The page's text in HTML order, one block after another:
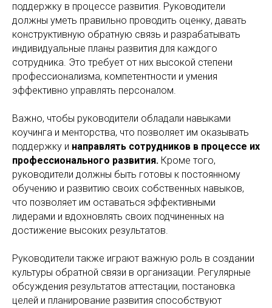
поддержку в процессе развития. Руководители
должны уметь правильно проводить оценку, давать
конструктивную обратную связь и разрабатывать
индивидуальные планы развития для каждого
сотрудника. Это требует от них высокой степени
профессионализма, компетентности и умения
эффективно управлять персоналом.
Важно, чтобы руководители обладали навыками
коучинга и менторства, что позволяет им оказывать
поддержку и направлять сотрудников в процессе их
профессионального развития. Кроме того,
руководители должны быть готовы к постоянному
обучению и развитию своих собственных навыков,
что позволяет им оставаться эффективными
лидерами и вдохновлять своих подчиненных на
достижение высоких результатов.
Руководители также играют важную роль в создании
культуры обратной связи в организации. Регулярные
обсуждения результатов аттестации, постановка
целей и планирование развития способствуют